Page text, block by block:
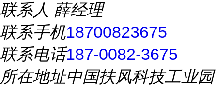
联系人 薛经理
联系手机18700823675
联系电话187-0082-3675
所在地址中国扶风科技工业园